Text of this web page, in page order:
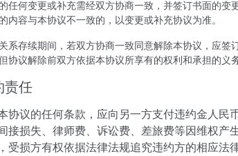
任何变更或补充需经双方协商一致，并签订书面的
内容与本协议不一致的，以变更或补充协议为准。
系存续期间，若双方协商一致同意解除本协议，应
协议解除前双方依据本协议所享有的权利和承担的义
责任
协议的任何条款，应向另一方支付违约金人民
接损失、律师费、诉讼费、差旅费等因维权
受损方有权依据法律法规追究违约方的相应法